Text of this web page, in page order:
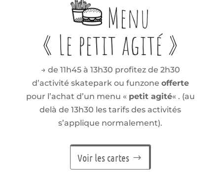
Menu
« Le petit agité »
→ de 11h45 à 13h30 profitez de 2h30
d’activité skatepark ou funzone offerte
pour l’achat d’un menu « petit agité« . (au
delà de 13h30 les tarifs des activités
s’applique normalement).
Voir les cartes